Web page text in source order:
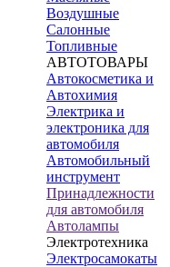
Воздушные
Салонные
Топливные
АВТОТОВАРЫ
Автокосметика и
Автохимия
Электрика и
электроника для
автомобиля
Автомобильный
инструмент
Принадлежности
для автомобиля
Автолампы
Электротехника
Электросамокаты